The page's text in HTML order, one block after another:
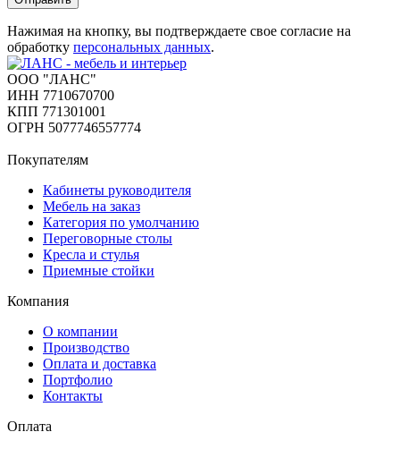
Нажимая на кнопку, вы подтверждаете свое согласие на
обработку персональных данных.
ООО "ЛАНС"
ИНН 7710670700
КПП 771301001
ОГРН 5077746557774
Покупателям
Кабинеты руководителя
Мебель на заказ
Категория по умолчанию
Переговорные столы
Кресла и стулья
Приемные стойки
Компания
О компании
Производство
Оплата и доставка
Портфолио
Контакты
Оплата